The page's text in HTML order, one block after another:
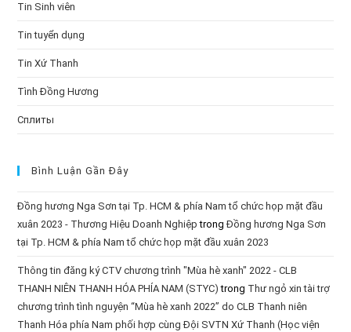
Tin Sinh viên
Tin tuyển dụng
Tin Xứ Thanh
Tình Đồng Hương
Сплиты
Bình Luận Gần Đây
Đồng hương Nga Sơn tại Tp. HCM & phía Nam tổ chức họp mặt đầu
xuân 2023 - Thương Hiệu Doanh Nghiệp trongĐồng hương Nga Sơn
tại Tp. HCM & phía Nam tổ chức họp mặt đầu xuân 2023
Thông tin đăng ký CTV chương trình "Mùa hè xanh" 2022 - CLB
THANH NIÊN THANH HÓA PHÍA NAM (STYC) trong Thư ngỏ xin tài trợ
chương trình tình nguyện “Mùa hè xanh 2022” do CLB Thanh niên
Thanh Hóa phía Nam phối hợp cùng Đội SVTN Xứ Thanh (Học viện